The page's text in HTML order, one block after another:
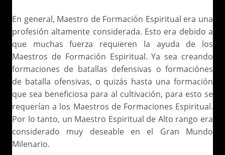
En general, Maestro de Formación Espiritual era una
profesión altamente considerada. Esto era debido a
que muchas fuerza requieren la ayuda de los
Maestros de Formación Espiritual. Ya sea creando
formaciones de batallas defensivas o formaciónes
de batalla ofensivas, o quizás hasta una formación
que sea beneficiosa para al cultivación, para esto se
requerían a los Maestros de Formaciones Espiritual.
Por lo tanto, un Maestro Espiritual de Alto rango era
considerado muy deseable en el Gran Mundo
Milenario.